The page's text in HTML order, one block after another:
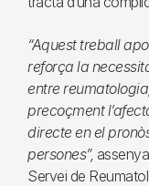
“Aquest treball
reforça la
entre
precoçment
directe en el
persones”,
Servei de